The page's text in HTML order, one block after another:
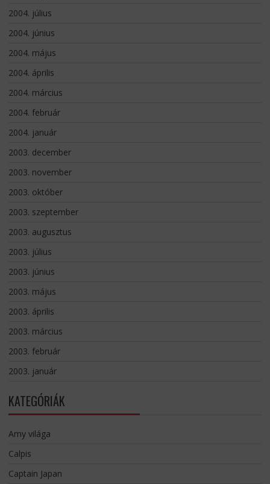
2004. július
2004. június
2004. május
2004. április
2004. március
2004. február
2004. január
2003. december
2003. november
2003. október
2003. szeptember
2003. augusztus
2003. július
2003. június
2003. május
2003. április
2003. március
2003. február
2003. január
KATEGÓRIÁK
Amy világa
Calpis
Captain Japan